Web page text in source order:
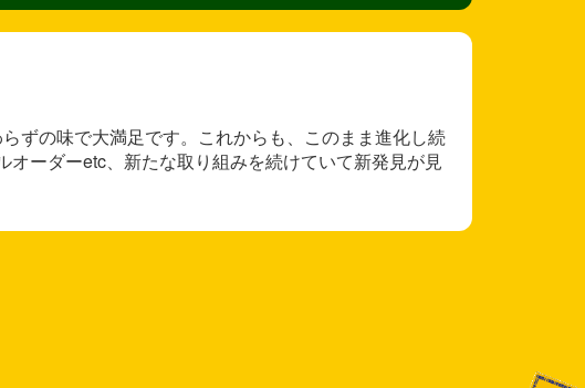
ずの味で大満足です。これからも、このまま進化し続
ーダーetc、新たな取り組みを続けていて新発見が見